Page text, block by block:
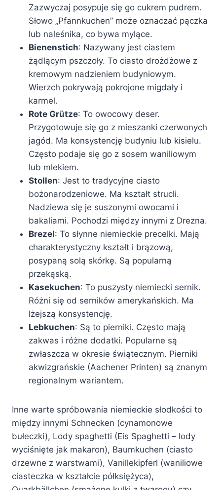
Zazwyczaj posypuje się go cukrem pudrem.
Słowo „Pfannkuchen” może oznaczać pączka
lub naleśnika, co bywa mylące.
Bienenstich: Nazywany jest ciastem
żądlącym pszczoły. To ciasto drożdżowe z
kremowym nadzieniem budyniowym.
Wierzch pokrywają pokrojone migdały i
karmel.
Rote Grütze: To owocowy deser.
Przygotowuje się go z mieszanki czerwonych
jagód. Ma konsystencję budyniu lub kisielu.
Często podaje się go z sosem waniliowym
lub mlekiem.
Stollen: Jest to tradycyjne ciasto
bożonarodzeniowe. Ma kształt strucli.
Nadziewa się je suszonymi owocami i
bakaliami. Pochodzi między innymi z Drezna.
Brezel: To słynne niemieckie precelki. Mają
charakterystyczny kształt i brązową,
posypaną solą skórkę. Są popularną
przekąską.
Kasekuchen: To puszysty niemiecki sernik.
Różni się od serników amerykańskich. Ma
lżejszą konsystencję.
Lebkuchen: Są to pierniki. Często mają
zakwas i różne dodatki. Popularne są
zwłaszcza w okresie świątecznym. Pierniki
akwizgrańskie (Aachener Printen) są znanym
regionalnym wariantem.
Inne warte spróbowania niemieckie słodkości to
między innymi Schnecken (cynamonowe
bułeczki), Lody spaghetti (Eis Spaghetti – lody
wyciśnięte jak makaron), Baumkuchen (ciasto
drzewne z warstwami), Vanillekipferl (waniliowe
ciasteczka w kształcie półksiężyca),